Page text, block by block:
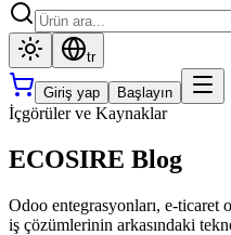
tr
Giriş yap Başlayın
İçgörüler ve Kaynaklar
ECOSIRE Blog
Odoo entegrasyonları, e-ticaret
iş çözümlerinin arkasındaki